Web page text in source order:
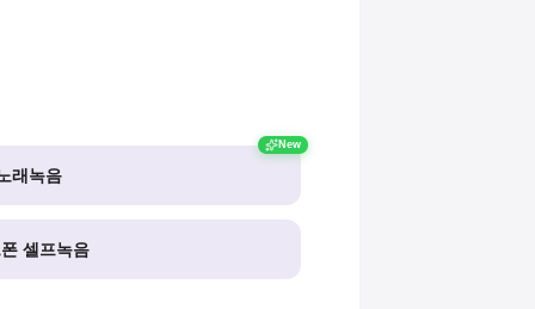
New
래녹음
셀프녹음